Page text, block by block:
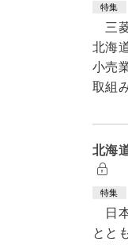
特集
三菱
北海
小売
取組
北海
特集
日本
とと